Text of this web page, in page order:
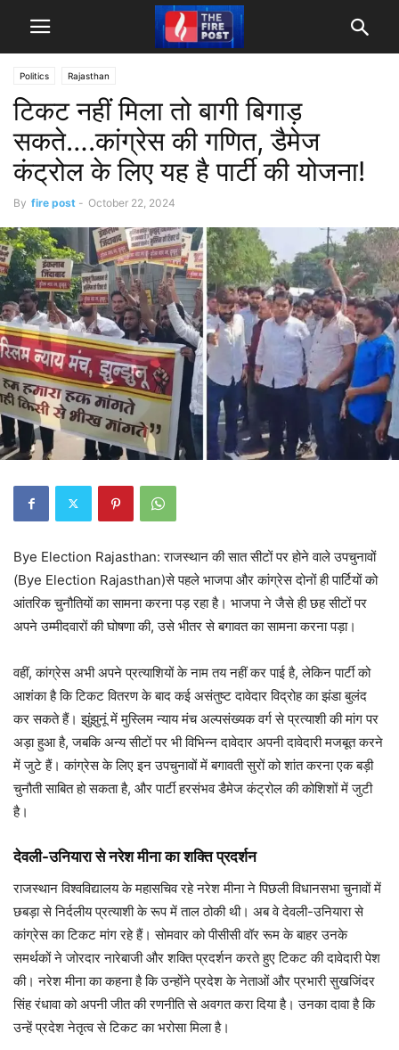
Politics Rajasthan
टिकट नहीं मिला तो बागी बिगाड़
सकते….कांग्रेस की गणित, डैमेज
कंट्रोल के लिए यह है पार्टी की योजना!
By fire post - October 22, 2024
Bye Election Rajasthan: राजस्थान की सात सीटों पर होने वाले उपचुनावों
(Bye Election Rajasthan)से पहले भाजपा और कांग्रेस दोनों ही पार्टियों को
आंतरिक चुनौतियों का सामना करना पड़ रहा है। भाजपा ने जैसे ही छह सीटों पर
अपने उम्मीदवारों की घोषणा की, उसे भीतर से बगावत का सामना करना पड़ा।
वहीं, कांग्रेस अभी अपने प्रत्याशियों के नाम तय नहीं कर पाई है, लेकिन पार्टी को
आशंका है कि टिकट वितरण के बाद कई असंतुष्ट दावेदार विद्रोह का झंडा बुलंद
कर सकते हैं। झुंझुनूं में मुस्लिम न्याय मंच अल्पसंख्यक वर्ग से प्रत्याशी की मांग पर
अड़ा हुआ है, जबकि अन्य सीटों पर भी विभिन्न दावेदार अपनी दावेदारी मजबूत करने
में जुटे हैं। कांग्रेस के लिए इन उपचुनावों में बगावती सुरों को शांत करना एक बड़ी
चुनौती साबित हो सकता है, और पार्टी हरसंभव डैमेज कंट्रोल की कोशिशों में जुटी
है।
देवली-उनियारा से नरेश मीना का शक्ति प्रदर्शन
राजस्थान विश्वविद्यालय के महासचिव रहे नरेश मीना ने पिछली विधानसभा चुनावों में
छबड़ा से निर्दलीय प्रत्याशी के रूप में ताल ठोकी थी। अब वे देवली-उनियारा से
कांग्रेस का टिकट मांग रहे हैं। सोमवार को पीसीसी वॉर रूम के बाहर उनके
समर्थकों ने जोरदार नारेबाजी और शक्ति प्रदर्शन करते हुए टिकट की दावेदारी पेश
की। नरेश मीना का कहना है कि उन्होंने प्रदेश के नेताओं और प्रभारी सुखजिंदर
सिंह रंधावा को अपनी जीत की रणनीति से अवगत करा दिया है। उनका दावा है कि
उन्हें प्रदेश नेतृत्व से टिकट का भरोसा मिला है।